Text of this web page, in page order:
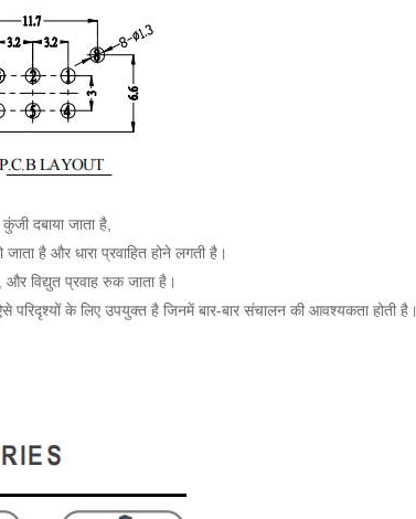
दबाया जाता है,
है और धारा प्रवाहित होने लगती है।
विद्युत प्रवाह रुक जाता है।
परिदृश्यों के लिए उपयुक्त है जिनमें बार-बार संचालन की आवश्यकता होती है।